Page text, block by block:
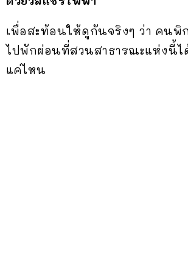
เพื่อสะท้อนให้ดูกันจริงๆ ว่า คนพิก
ไปพักผ่อนที่สวนสาธารณะแห่งนี้ไ
แค่ไหน